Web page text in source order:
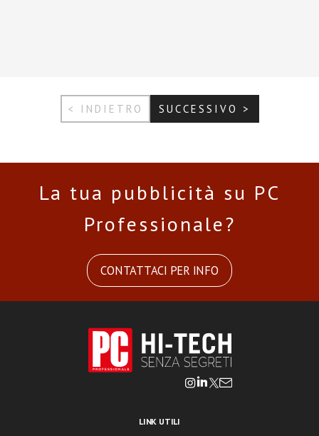
< INDIETRO SUCCESSIVO >
La tua pubblicità su PC
Professionale?
CONTATTACI PER INFO
LINK UTILI